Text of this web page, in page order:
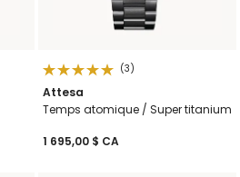
(3)
Attesa
Temps atomique / Super titanium
1 695,00 $ CA